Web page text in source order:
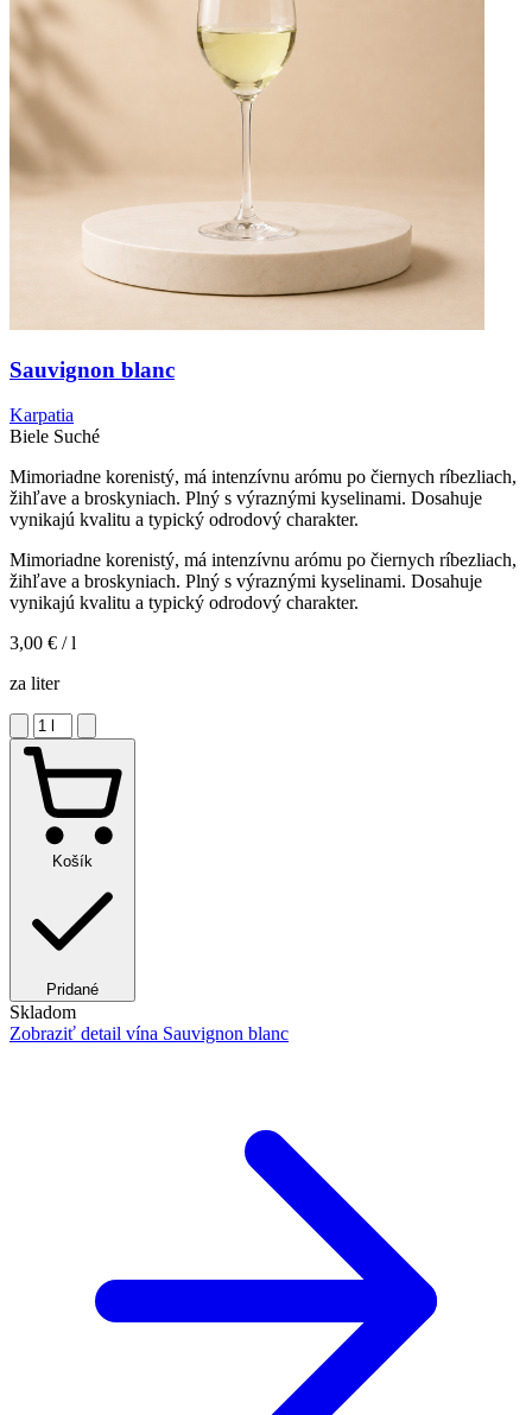
Sauvignon blanc
Karpatia
Biele Suché
Mimoriadne korenistý, má intenzívnu arómu po čiernych ríbezliach,
žihľave a broskyniach. Plný s výraznými kyselinami. Dosahuje
vynikajú kvalitu a typický odrodový charakter.
Mimoriadne korenistý, má intenzívnu arómu po čiernych ríbezliach,
žihľave a broskyniach. Plný s výraznými kyselinami. Dosahuje
vynikajú kvalitu a typický odrodový charakter.
3,00 € / l
za liter
Košík
Pridané
Skladom
Zobraziť detail vína Sauvignon blanc